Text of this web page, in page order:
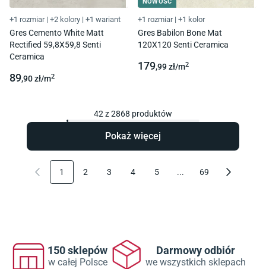
+1 rozmiar | +2 kolory | +1 wariant
Gres Cemento White Matt
Rectified 59,8X59,8 Senti
Ceramica
89,90zł/m2
NOWOŚĆ
+1 rozmiar | +1 kolor
Gres Babilon Bone Mat
120X120 Senti Ceramica
179,99zł/m2
42z2868 produktów
Pokaż więcej
1 2 3 4 5 ... 69
150 sklepów
w całej Polsce
Darmowy odbiór
we wszystkich sklepach